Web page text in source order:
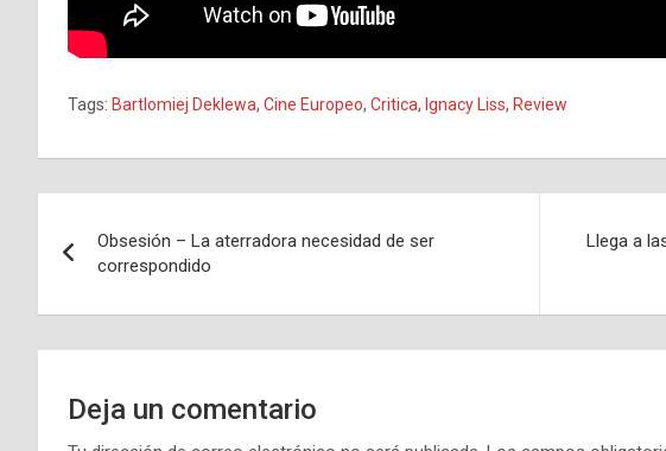
Tags: Bartlomiej Deklewa, Cine Europeo, Critica, Ignacy Liss, Review
de
entradas
Obsesión – La aterradora necesidad de ser
correspondido
Llega a
Deja un comentario